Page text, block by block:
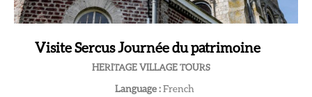
Visite Sercus Journée du patrimoine
HERITAGE VILLAGE TOURS
Language : French